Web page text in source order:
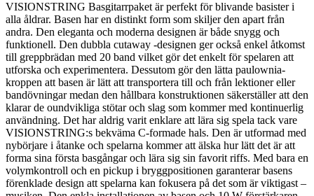
VISIONSTRING Basgitarrpaket är perfekt för blivande basister i
alla åldrar. Basen har en distinkt form som skiljer den apart från
andra. Den eleganta och moderna designen är både snygg och
funktionell. Den dubbla cutaway -designen ger också enkel åtkomst
till greppbrädan med 20 band vilket gör det enkelt för spelaren att
utforska och experimentera. Dessutom gör den lätta paulownia-
kroppen att basen är lätt att transportera till och från lektioner eller
bandövningar medan den hållbara konstruktionen säkerställer att den
klarar de oundvikliga stötar och slag som kommer med kontinuerlig
användning. Det har aldrig varit enklare att lära sig spela tack vare
VISIONSTRING:s bekväma C-formade hals. Den är utformad med
nybörjare i åtanke och spelarna kommer att älska hur lätt det är att
forma sina första basgångar och lära sig sin favorit riffs. Med bara en
volymkontroll och en pickup i bryggpositionen garanterar basens
förenklade design att spelarna kan fokusera på det som är viktigast –